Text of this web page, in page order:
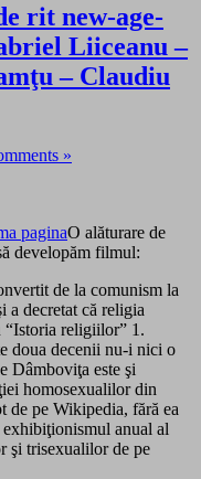
rit new-age-
Liiceanu –
– Claudiu
»
O alăturare de
developăm filmul:
de la comunism la
a decretat că religia
religiilor” 1.
doua decenii nu-i nici o
Dâmboviţa este şi
homosexualilor din
de pe Wikipedia, fără ea
anual al
şi trisexualilor de pe